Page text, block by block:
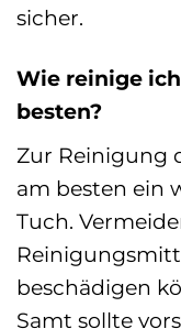
sicher.
Wie reinige
besten?
Zur Reinigung
am besten ein
Tuch.
beschädigen
Samt sollte